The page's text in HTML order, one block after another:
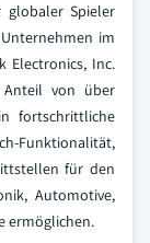
Spieler
im
Electronics, Inc.
Anteil von über
fortschrittliche
für den
Automotive,
ermöglichen.